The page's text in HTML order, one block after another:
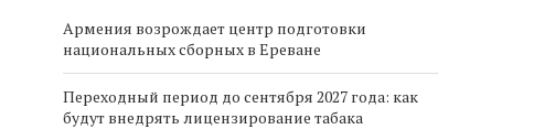
Армения возрождает центр подготовки
национальных сборных в Ереване
Переходный период до сентября 2027 года: как
будут внедрять лицензирование табака